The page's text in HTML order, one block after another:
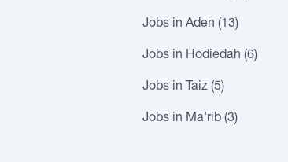
Jobs in Aden (13)
Jobs in Hodiedah (6)
Jobs in Taiz (5)
Jobs in Ma'rib (3)